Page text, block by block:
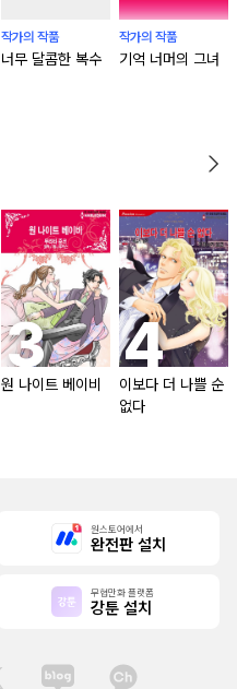
작가의 작품
너무 달콤한 복수
작가의 작품
기억 너머의 그녀
원 나이트 베이비
이보다 더 나쁠 순
없다
원스토어에서
완전판 설치
무협만화 플랫폼
강툰 설치